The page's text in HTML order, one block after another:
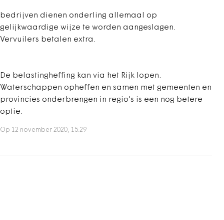
bedrijven dienen onderling allemaal op
gelijkwaardige wijze te worden aangeslagen.
Vervuilers betalen extra.
De belastingheffing kan via het Rijk lopen.
Waterschappen opheffen en samen met gemeenten en
provincies onderbrengen in regio's is een nog betere
optie.
Op 12 november 2020, 15:29